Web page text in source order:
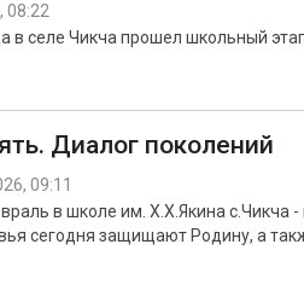
08:22
в селе Чикча прошел школьный
Диалог поколений
09:11
в школе им. Х.Х.Якина с.Чикча
сегодня защищают Родину, а